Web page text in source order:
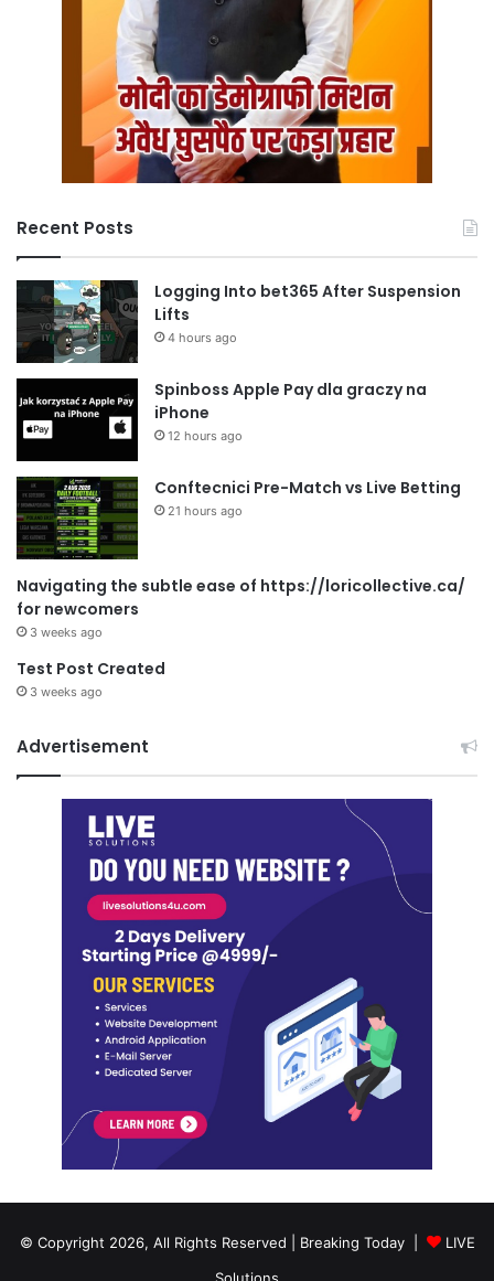
Recent Posts
Logging Into bet365 After Suspension
Lifts
4 hours ago
Spinboss Apple Pay dla graczy na
iPhone
12 hours ago
Conftecnici Pre-Match vs Live Betting
21 hours ago
Navigating the subtle ease of https://loricollective.ca/
for newcomers
3 weeks ago
Test Post Created
3 weeks ago
Advertisement
© Copyright 2026, All Rights Reserved | Breaking Today |
LIVE